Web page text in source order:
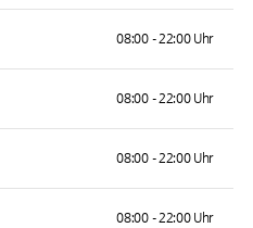
08:00 - 22:00 Uhr
08:00 - 22:00 Uhr
08:00 - 22:00 Uhr
08:00 - 22:00 Uhr